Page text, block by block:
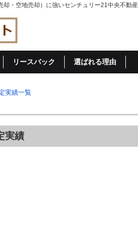
リースバック 選ばれる理由
実績一覧
実績